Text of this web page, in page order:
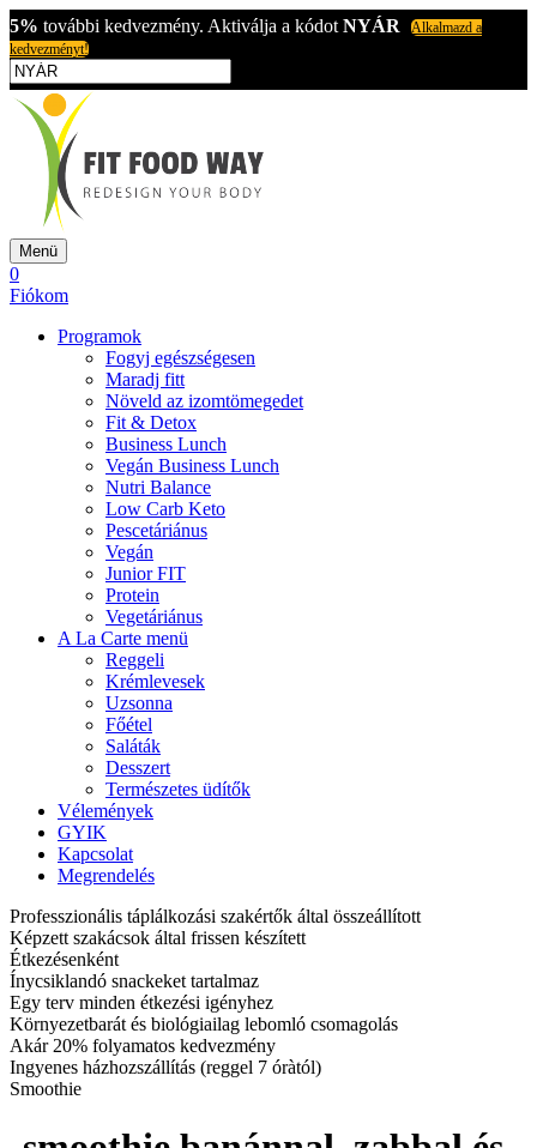
5% további kedvezmény. Aktiválja a kódot NYÁR
Alkalmazd a
kedvezményt!
Menü
0
Fiókom
Programok
Fogyj egészségesen
Maradj fitt
Növeld az izomtömegedet
Fit & Detox
Business Lunch
Vegán Business Lunch
Nutri Balance
Low Carb Keto
Pescetáriánus
Vegán
Junior FIT
Protein
Vegetáriánus
A La Carte menü
Reggeli
Krémlevesek
Uzsonna
Főétel
Saláták
Desszert
Természetes üdítők
Vélemények
GYIK
Kapcsolat
Megrendelés
Professzionális táplálkozási szakértők által összeállított
Képzett szakácsok által frissen készített
Étkezésenként
Ínycsiklandó snackeket tartalmaz
Egy terv minden étkezési igényhez
Környezetbarát és biológiailag lebomló csomagolás
Akár 20% folyamatos kedvezmény
Ingyenes házhozszállítás (reggel 7 óràtól)
Smoothie